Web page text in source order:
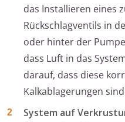
das Installieren eines
Rückschlagventils in
oder hinter der
dass Luft in das
darauf, dass diese
Kalkablagerungen
System auf